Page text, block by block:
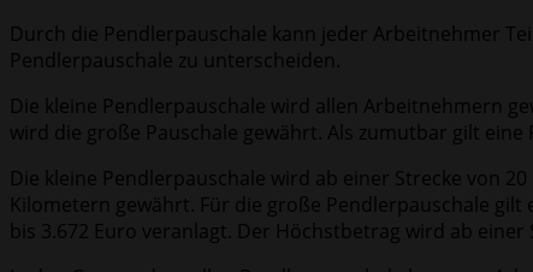
Durch die Pendlerpauschale kann jeder Arbeitnehmer
Pendlerpauschale zu unterscheiden.
Die kleine Pendlerpauschale wird allen Arbeitnehmern
wird die große Pauschale gewährt. Als zumutbar gilt
Die kleine Pendlerpauschale wird ab einer Strecke von
Kilometern gewährt. Für die große Pendlerpauschale
bis 3.672 Euro veranlagt. Der Höchstbetrag wird ab